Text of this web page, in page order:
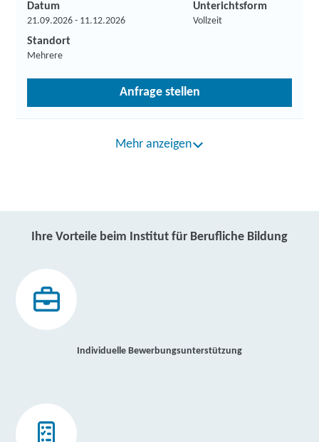
Datum
21.09.2026 - 11.12.2026
Unterichtsform
Vollzeit
Standort
Mehrere
Anfrage stellen
Mehr anzeigen
Ihre Vorteile beim Institut für Berufliche Bildung
Individuelle Bewerbungsunterstützung